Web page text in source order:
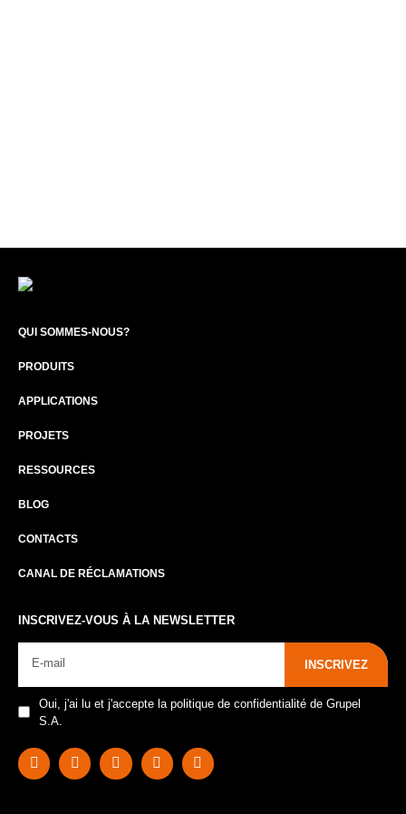
QUI SOMMES-NOUS?
PRODUITS
APPLICATIONS
PROJETS
RESSOURCES
BLOG
CONTACTS
CANAL DE RÉCLAMATIONS
INSCRIVEZ-VOUS À LA NEWSLETTER
INSCRIVEZ
Oui, j'ai lu et j'accepte la politique de confidentialité de Grupel
S.A.